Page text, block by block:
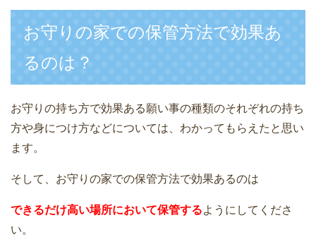
お守りの家での保管方法で効果あ
るのは？
お守りの持ち方で効果ある願い事の種類のそれぞれの持ち
方や身につけ方などについては、わかってもらえたと思い
ます。
そして、お守りの家での保管方法で効果あるのは
できるだけ高い場所において保管するようにしてくださ
い。